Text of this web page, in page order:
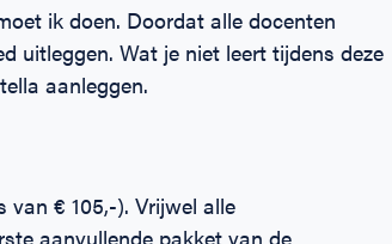
ik doen. Doordat alle docenten
uitleggen. Wat je niet leert tijdens deze
aanleggen.
€ 105,-). Vrijwel alle
aanvullende pakket van de